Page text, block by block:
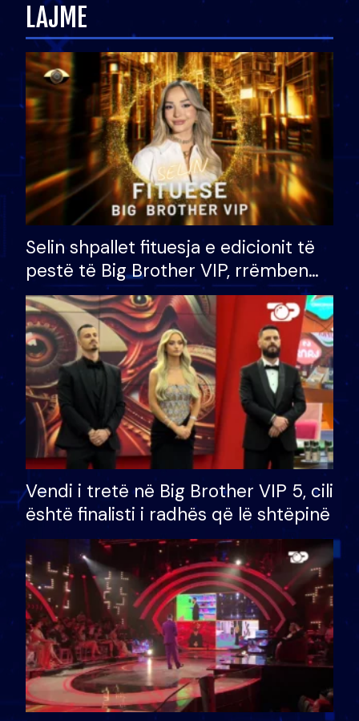
LAJME
Selin shpallet fituesja e edicionit të
pestë të Big Brother VIP, rrëmben
çmimin e madh prej 100 mijë eurosh
Vendi i tretë në Big Brother VIP 5, cili
është finalisti i radhës që lë shtëpinë